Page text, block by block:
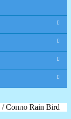
/ Сопло Rain Bird